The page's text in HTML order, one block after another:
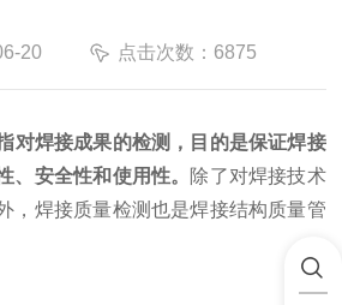
20 点击次数：6875
对焊接成果的检测，目的是保证焊接
、安全性和使用性。 除了对焊接技术
，焊接质量检测也是焊接结构质量管